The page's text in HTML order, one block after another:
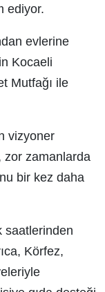
ediyor.
evlerine
Kocaeli
Mutfağı ile
vizyoner
zor zamanlarda
bir kez daha
saatlerinden
Körfez,